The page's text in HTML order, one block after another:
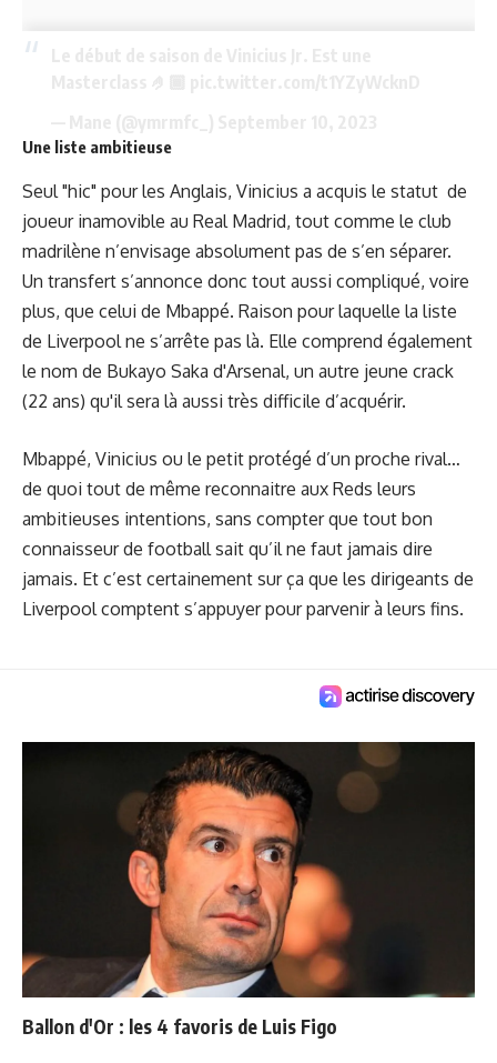
Une liste ambitieuse
Seul "hic" pour les Anglais, Vinicius a acquis le statut de
joueur inamovible au Real Madrid, tout comme le club
madrilène n’envisage absolument pas de s’en séparer.
Un transfert s’annonce donc tout aussi compliqué, voire
plus, que celui de Mbappé. Raison pour laquelle la liste
de Liverpool ne s’arrête pas là. Elle comprend également
le nom de Bukayo Saka d'Arsenal, un autre jeune crack
(22 ans) qu'il sera là aussi très difficile d’acquérir.
Mbappé, Vinicius ou le petit protégé d’un proche rival…
de quoi tout de même reconnaitre aux Reds leurs
ambitieuses intentions, sans compter que tout bon
connaisseur de football sait qu’il ne faut jamais dire
jamais. Et c’est certainement sur ça que les dirigeants de
Liverpool comptent s’appuyer pour parvenir à leurs fins.
Ballon d'Or : les 4 favoris de Luis Figo